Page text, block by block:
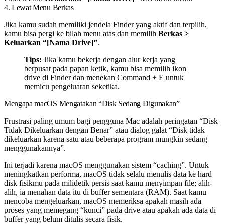
4. Lewat Menu Berkas
Jika kamu sudah memiliki jendela Finder yang aktif dan terpilih,
kamu bisa pergi ke bilah menu atas dan memilih Berkas >
Keluarkan “[Nama Drive]”.
Tips: Jika kamu bekerja dengan alur kerja yang
berpusat pada papan ketik, kamu bisa memilih ikon
drive di Finder dan menekan Command + E untuk
memicu pengeluaran seketika.
Mengapa macOS Mengatakan “Disk Sedang Digunakan”
Frustrasi paling umum bagi pengguna Mac adalah peringatan “Disk
Tidak Dikeluarkan dengan Benar” atau dialog galat “Disk tidak
dikeluarkan karena satu atau beberapa program mungkin sedang
menggunakannya”.
Ini terjadi karena macOS menggunakan sistem “caching”. Untuk
meningkatkan performa, macOS tidak selalu menulis data ke hard
disk fisikmu pada milidetik persis saat kamu menyimpan file; alih-
alih, ia menahan data itu di buffer sementara (RAM). Saat kamu
mencoba mengeluarkan, macOS memeriksa apakah masih ada
proses yang memegang “kunci” pada drive atau apakah ada data di
buffer yang belum ditulis secara fisik.